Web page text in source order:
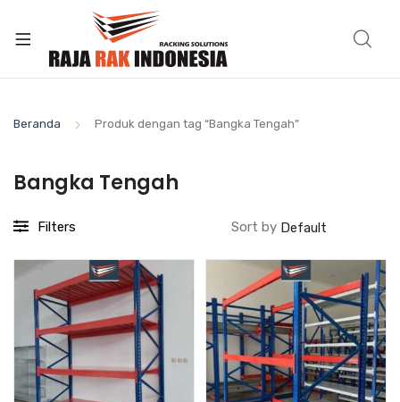
Beranda Produk dengan tag “Bangka Tengah”
Bangka Tengah
Filters Sort by